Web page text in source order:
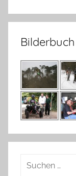
Bilderbuch
Suchen